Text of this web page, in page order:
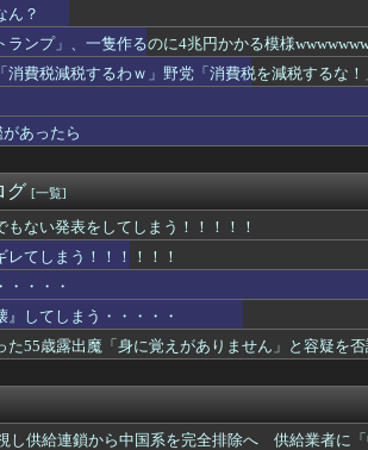
ズボンのポケットに入れて万...
った1967年1月
ネ
休むな」矛盾にネット呆れ
モ
選考巡り
厳
と核被害者の立場を政治利用」[8...
国
API料金ページに追記
党」 略称は「いのち」
制御できる機能が仕込まれていた
「まんが日本昔ばなし」を舞台化し...
、「何度もクマに会ったことがある...
的なSNS投稿が習近平主席を怒ら...
ふ
モ持論を展開し物議… → ネット...
政
らい激変してしまう・・・
悪政高市を打倒するぞー！」
痛
ろしい国になる…
黒
ん？
ランプ」、一隻作るのに4兆円かかる模様
費税減税するわｗ」野党「消費税を減税するな！
あったら
グ [一覧]
もない発表をしてしまう！！！！！
レてしまう！！！！！！
・・・・
』してしまう・・・・・
た55歳露出魔「身に覚えがありません」と容疑を
し供給連鎖から中国系を完全排除へ 供給業者に